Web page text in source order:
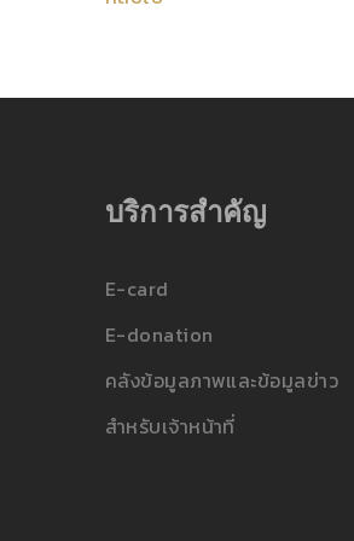
บริการสำคัญ
E-card
E-donation
คลังข้อมูลภาพและข้อมูลข่าว
สำหรับเจ้าหน้าที่